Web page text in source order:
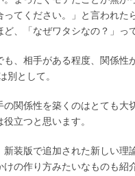
ってください。」と言われ
ど、「なぜワタシなの？」っ
も、相手がある程度、関係
別として。
の関係性を築くのはとても
立つと思います。
新装版で追加された新しい
けの作り方みたいなものも